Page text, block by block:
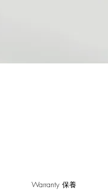
Warranty 保養